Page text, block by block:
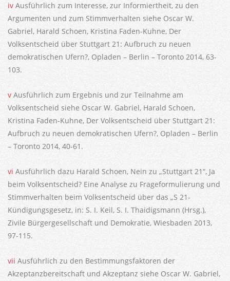
iv Ausführlich zum Interesse, zur Informiertheit, zu den
Argumenten und zum Stimmverhalten siehe Oscar W.
Gabriel, Harald Schoen, Kristina Faden-Kuhne, Der
Volksentscheid über Stuttgart 21: Aufbruch zu neuen
demokratischen Ufern?, Opladen – Berlin – Toronto 2014, 63-
103.
v Ausführlich zum Ergebnis und zur Teilnahme am
Volksentscheid siehe Oscar W. Gabriel, Harald Schoen,
Kristina Faden-Kuhne, Der Volksentscheid über Stuttgart 21:
Aufbruch zu neuen demokratischen Ufern?, Opladen – Berlin
– Toronto 2014, 40-61.
vi Ausführlich dazu Harald Schoen, Nein zu „Stuttgart 21“, Ja
beim Volksentscheid? Eine Analyse zu Frageformulierung und
Stimmverhalten beim Volksentscheid über das „S 21-
Kündigungsgesetz, in: S. I. Keil, S. I. Thaidigsmann (Hrsg.),
Zivile Bürgergesellschaft und Demokratie, Wiesbaden 2013,
97-115.
vii Ausführlich zu den Bestimmungsfaktoren der
Akzeptanzbereitschaft und Akzeptanz siehe Oscar W. Gabriel,